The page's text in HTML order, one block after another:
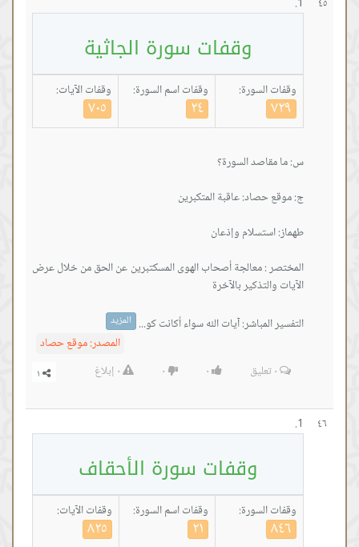
٤٥
وقفات سورة الجاثية
وقفات السورة:
٧٢٩
وقفات اسم السورة:
٢٤
وقفات الآيات:
٧٠٥
المختصر : معالجة أصحاب الهوى المسكتبرين عن الحق من خلال عرض
التفسير المباشر: آيات الله سواء أكانت كو... المزيد
المصدر:موقع حصاد
٠تعليق ٠ ٠ ٠ إبلاغ
٤٦
وقفات سورة الأحقاف
وقفات السورة:
٨٤٦
وقفات اسم السورة:
٢١
وقفات الآيات:
٨٢٥